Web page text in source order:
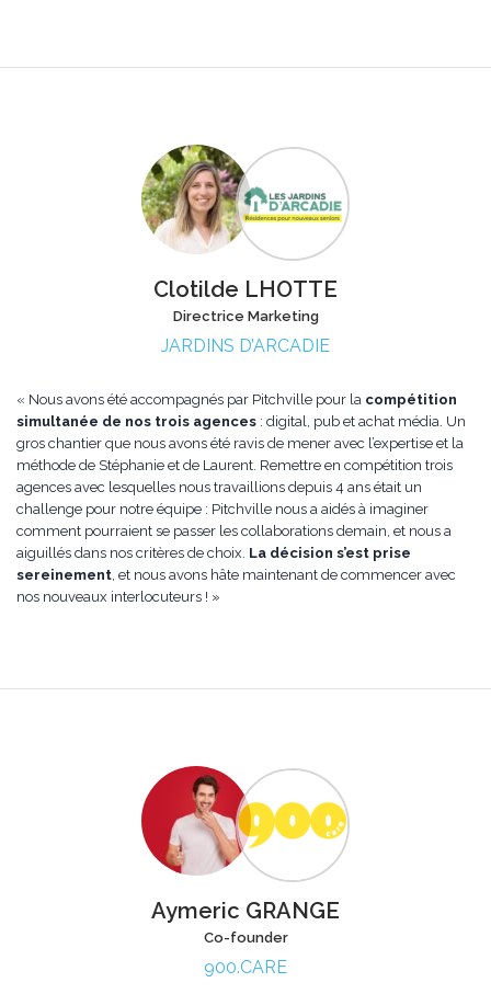
Clotilde LHOTTE
Directrice Marketing
JARDINS D’ARCADIE
« Nous avons été accompagnés par Pitchville pour la compétition
simultanée de nos trois agences : digital, pub et achat média. Un
gros chantier que nous avons été ravis de mener avec l’expertise et la
méthode de Stéphanie et de Laurent. Remettre en compétition trois
agences avec lesquelles nous travaillions depuis 4 ans était un
challenge pour notre équipe : Pitchville nous a aidés à imaginer
comment pourraient se passer les collaborations demain, et nous a
aiguillés dans nos critères de choix. La décision s’est prise
sereinement, et nous avons hâte maintenant de commencer avec
nos nouveaux interlocuteurs ! »
Aymeric GRANGE
Co-founder
900.CARE